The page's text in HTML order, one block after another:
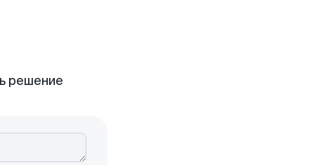
решение